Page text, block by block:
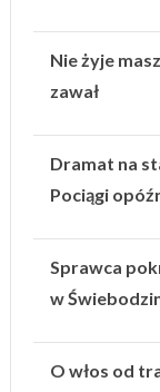
Nie żyje
zawał
Dramat na
Pociągi
Sprawca
w
O włos od